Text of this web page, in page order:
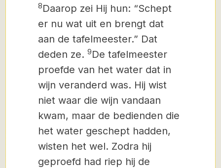
8Daarop zei Hij hun: “Schept
er nu wat uit en brengt dat
aan de tafelmeester.” Dat
deden ze. 9De tafelmeester
proefde van het water dat in
wijn veranderd was. Hij wist
niet waar die wijn vandaan
kwam, maar de bedienden die
het water geschept hadden,
wisten het wel. Zodra hij
geproefd had riep hij de